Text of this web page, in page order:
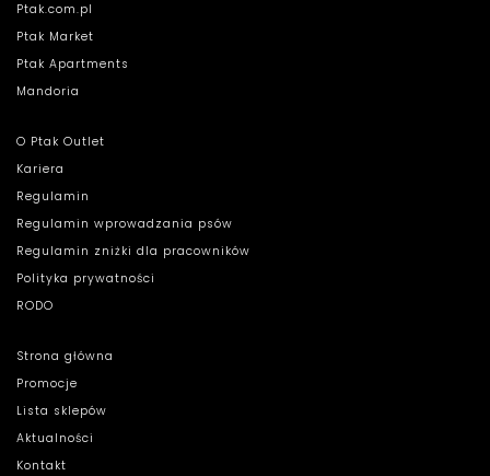
Ptak.com.pl
Ptak Market
Ptak Apartments
Mandoria
O Ptak Outlet
Kariera
Regulamin
Regulamin wprowadzania psów
Regulamin zniżki dla pracowników
Polityka prywatności
RODO
Strona główna
Promocje
Lista sklepów
Aktualności
Kontakt